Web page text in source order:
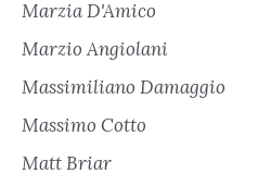
Marzia D'Amico
Marzio Angiolani
Massimiliano Damaggio
Massimo Cotto
Matt Briar